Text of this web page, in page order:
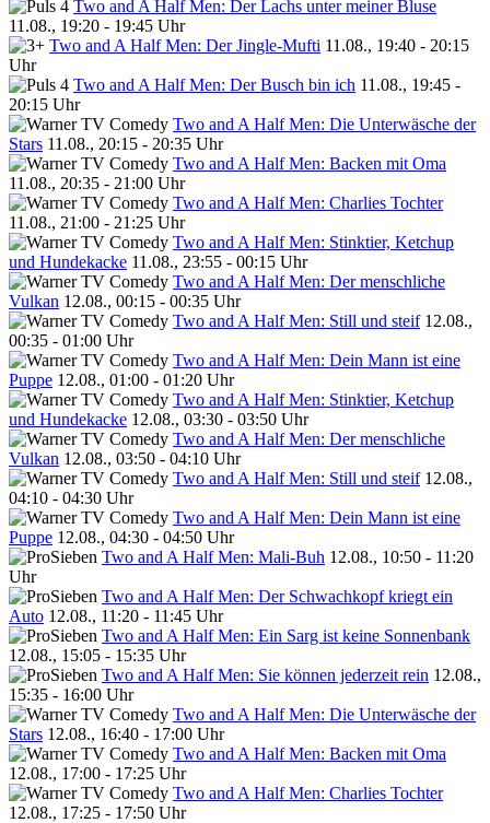
Two and A Half Men: Der Lachs unter meiner Bluse
11.08., 19:20 - 19:45 Uhr
Two and A Half Men: Der Jingle-Mufti 11.08., 19:40 - 20:15
Uhr
Two and A Half Men: Der Busch bin ich 11.08., 19:45 -
20:15 Uhr
Two and A Half Men: Die Unterwäsche der
Stars 11.08., 20:15 - 20:35 Uhr
Two and A Half Men: Backen mit Oma
11.08., 20:35 - 21:00 Uhr
Two and A Half Men: Charlies Tochter
11.08., 21:00 - 21:25 Uhr
Two and A Half Men: Stinktier, Ketchup
und Hundekacke 11.08., 23:55 - 00:15 Uhr
Two and A Half Men: Der menschliche
Vulkan 12.08., 00:15 - 00:35 Uhr
Two and A Half Men: Still und steif 12.08.,
00:35 - 01:00 Uhr
Two and A Half Men: Dein Mann ist eine
Puppe 12.08., 01:00 - 01:20 Uhr
Two and A Half Men: Stinktier, Ketchup
und Hundekacke 12.08., 03:30 - 03:50 Uhr
Two and A Half Men: Der menschliche
Vulkan 12.08., 03:50 - 04:10 Uhr
Two and A Half Men: Still und steif 12.08.,
04:10 - 04:30 Uhr
Two and A Half Men: Dein Mann ist eine
Puppe 12.08., 04:30 - 04:50 Uhr
Two and A Half Men: Mali-Buh 12.08., 10:50 - 11:20
Uhr
Two and A Half Men: Der Schwachkopf kriegt ein
Auto 12.08., 11:20 - 11:45 Uhr
Two and A Half Men: Ein Sarg ist keine Sonnenbank
12.08., 15:05 - 15:35 Uhr
Two and A Half Men: Sie können jederzeit rein 12.08.,
15:35 - 16:00 Uhr
Two and A Half Men: Die Unterwäsche der
Stars 12.08., 16:40 - 17:00 Uhr
Two and A Half Men: Backen mit Oma
12.08., 17:00 - 17:25 Uhr
Two and A Half Men: Charlies Tochter
12.08., 17:25 - 17:50 Uhr